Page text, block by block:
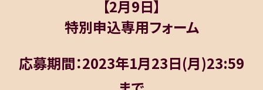
【2月9日】
特別申込専用フォーム
応募期間：2023年1月23日(月)23:59